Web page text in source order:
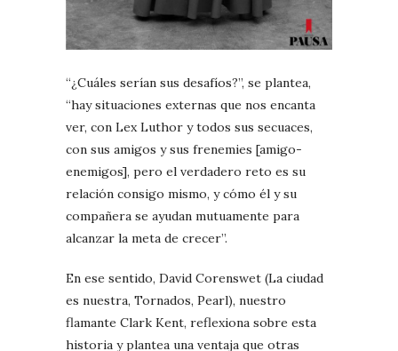
“¿Cuáles serían sus desafíos?”, se plantea,
“hay situaciones externas que nos encanta
ver, con Lex Luthor y todos sus secuaces,
con sus amigos y sus frenemies [amigo-
enemigos], pero el verdadero reto es su
relación consigo mismo, y cómo él y su
compañera se ayudan mutuamente para
alcanzar la meta de crecer”.
En ese sentido, David Corenswet (La ciudad
es nuestra, Tornados, Pearl), nuestro
flamante Clark Kent, reflexiona sobre esta
historia y plantea una ventaja que otras